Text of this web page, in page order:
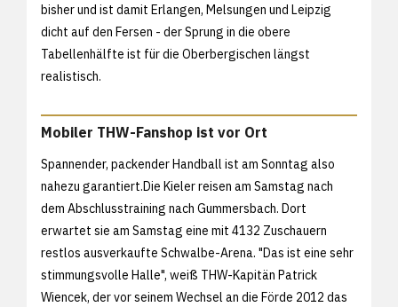
bisher und ist damit Erlangen, Melsungen und Leipzig
dicht auf den Fersen - der Sprung in die obere
Tabellenhälfte ist für die Oberbergischen längst
realistisch.
Mobiler THW-Fanshop ist vor Ort
Spannender, packender Handball ist am Sonntag also
nahezu garantiert.Die Kieler reisen am Samstag nach
dem Abschlusstraining nach Gummersbach. Dort
erwartet sie am Samstag eine mit 4132 Zuschauern
restlos ausverkaufte Schwalbe-Arena. "Das ist eine sehr
stimmungsvolle Halle", weiß THW-Kapitän Patrick
Wiencek, der vor seinem Wechsel an die Förde 2012 das